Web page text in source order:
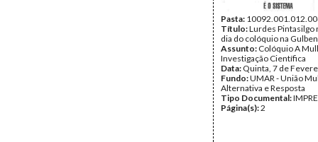
Pasta:
Título:Lurdes Pintasilgo
dia do colóquio na
Assunto: Colóquio A
Investigação Científica
Data: Quinta, 7 de
Fundo:UMAR - União
Alternativa e Resposta
Tipo Documental:
Página(s):2